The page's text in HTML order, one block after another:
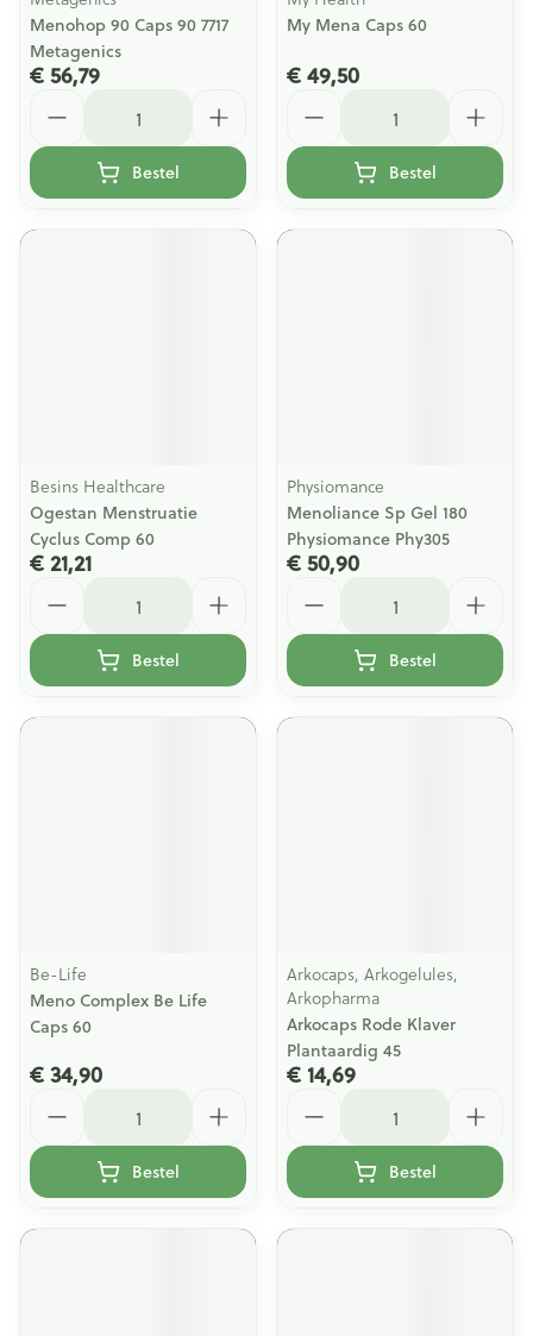
Menohop 90 Caps 90 7717
Metagenics
€ 56,79
Bestel
My Mena Caps 60
€ 49,50
Bestel
Besins Healthcare
Ogestan Menstruatie
Cyclus Comp 60
€ 21,21
Bestel
Physiomance
Menoliance Sp Gel 180
Physiomance Phy305
€ 50,90
Bestel
Be-Life
Meno Complex Be Life
Caps 60
€ 34,90
Bestel
Arkocaps, Arkogelules,
Arkopharma
Arkocaps Rode Klaver
Plantaardig 45
€ 14,69
Bestel